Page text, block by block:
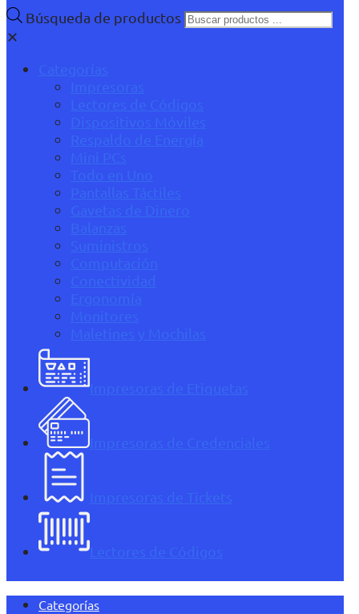
Búsqueda de productos
✕
Categorías
Impresoras
Lectores de Códigos
Dispositivos Móviles
Respaldo de Energía
Mini PCs
Todo en Uno
Pantallas Táctiles
Gavetas de Dinero
Balanzas
Suministros
Computación
Conectividad
Ergonomía
Monitores
Maletines y Mochilas
Impresoras de Etiquetas
Impresoras de Credenciales
Impresoras de Tickets
Lectores de Códigos
Categorías